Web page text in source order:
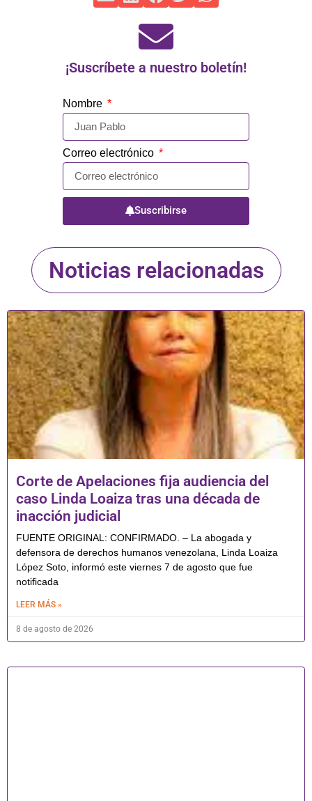
¡Suscríbete a nuestro boletín!
Nombre
Correo electrónico
Suscribirse
Noticias relacionadas
Corte de Apelaciones fija audiencia del
caso Linda Loaiza tras una década de
inacción judicial
FUENTE ORIGINAL: CONFIRMADO. – La abogada y
defensora de derechos humanos venezolana, Linda Loaiza
López Soto, informó este viernes 7 de agosto que fue
notificada
LEER MÁS »
8 de agosto de 2026